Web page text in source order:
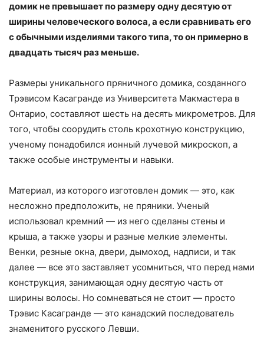
домик не превышает по размеру одну десятую от
ширины человеческого волоса, а если сравнивать его
с обычными изделиями такого типа, то он примерно в
двадцать тысяч раз меньше.
Размеры уникального пряничного домика, созданного
Трэвисом Касагранде из Университета Макмастера в
Онтарио, составляют шесть на десять микрометров. Для
того, чтобы соорудить столь крохотную конструкцию,
ученому понадобился ионный лучевой микроскоп, а
также особые инструменты и навыки.
Материал, из которого изготовлен домик — это, как
несложно предположить, не пряники. Ученый
использовал кремний — из него сделаны стены и
крыша, а также узоры и разные мелкие элементы.
Венки, резные окна, двери, дымоход, надписи, и так
далее — все это заставляет усомниться, что перед нами
конструкция, занимающая одну десятую часть от
ширины волосы. Но сомневаться не стоит — просто
Трэвис Касагранде — это канадский последователь
знаменитого русского Левши.